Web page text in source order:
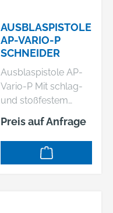
AUSBLASPISTOLE
AP-VARIO-P
SCHNEIDER
Ausblaspistole AP-
Vario-P Mit schlag-
und stoßfestem
Kunststoff ist diese
Ausblaspistole
besonders robust
Preis auf Anfrage